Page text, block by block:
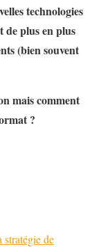
technologies
de plus en plus
(bien souvent
mais comment
?
de